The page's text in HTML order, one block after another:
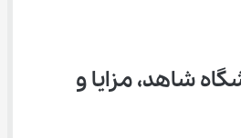
شاهد، مزایا و